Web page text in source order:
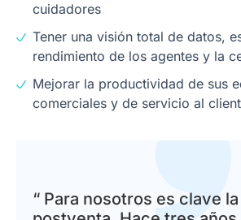
cuidadores
Tener una visión total de datos,
rendimiento de los agentes y la
Mejorar la productividad de sus
comerciales y de servicio al
“ Para nosotros es clave